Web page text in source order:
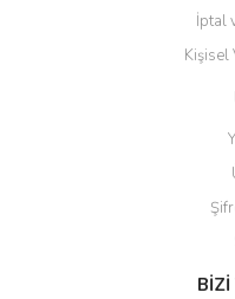
İptal
Kişisel
BİZİ